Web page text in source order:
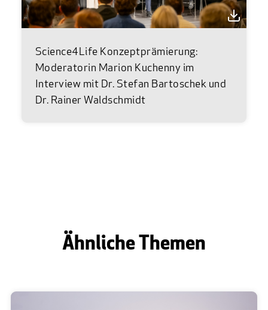
Science4Life Konzeptprämierung:
Moderatorin Marion Kuchenny im
Interview mit Dr. Stefan Bartoschek und
Dr. Rainer Waldschmidt
Ähnliche Themen